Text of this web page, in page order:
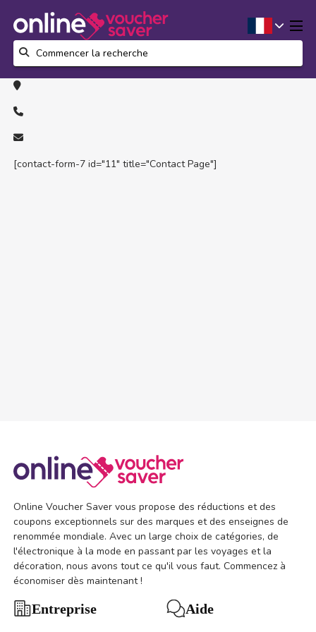
[contact-form-7 id="11" title="Contact Page"]
Online Voucher Saver vous propose des réductions et des
coupons exceptionnels sur des marques et des enseignes de
renommée mondiale. Avec un large choix de catégories, de
l'électronique à la mode en passant par les voyages et la
décoration, nous avons tout ce qu'il vous faut. Commencez à
économiser dès maintenant !
Entreprise Aide